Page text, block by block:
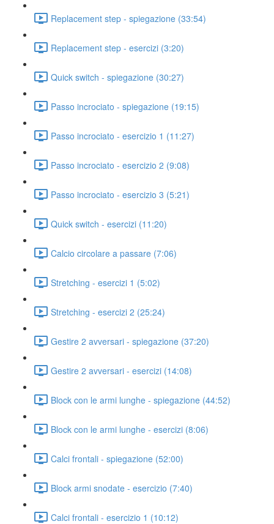
Replacement step - spiegazione (33:54)
Replacement step - esercizi (3:20)
Quick switch - spiegazione (30:27)
Passo incrociato - spiegazione (19:15)
Passo incrociato - esercizio 1 (11:27)
Passo incrociato - esercizio 2 (9:08)
Passo incrociato - esercizio 3 (5:21)
Quick switch - esercizi (11:20)
Calcio circolare a passare (7:06)
Stretching - esercizi 1 (5:02)
Stretching - esercizi 2 (25:24)
Gestire 2 avversari - spiegazione (37:20)
Gestire 2 avversari - esercizi (14:08)
Block con le armi lunghe - spiegazione (44:52)
Block con le armi lunghe - esercizi (8:06)
Calci frontali - spiegazione (52:00)
Block armi snodate - esercizio (7:40)
Calci frontali - esercizio 1 (10:12)